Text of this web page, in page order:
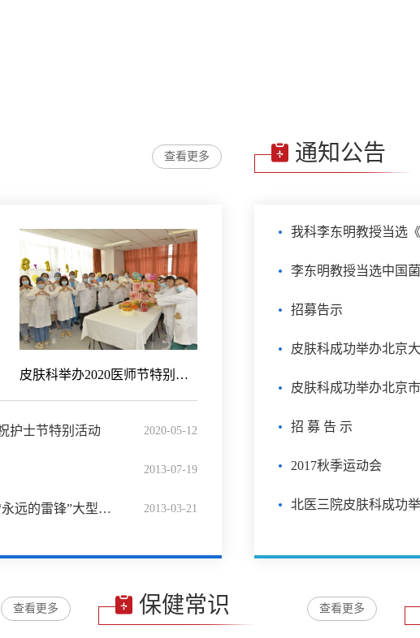
查看更多
皮肤科举办2020医师节特别活动
护士节特别活动 2020-05-12
2013-07-19
雷锋永在---皮肤科党支部参观“永远的雷锋”大型主题展览 2013-03-21
通知公告
我科李东明教授当选
招募告示
招 募 告 示
2017秋季运动会
北医三院皮肤科成功
查看更多 保健常识 查看更多